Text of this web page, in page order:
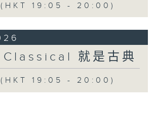
19:05 - 20:00)
就是古典
19:05 - 20:00)